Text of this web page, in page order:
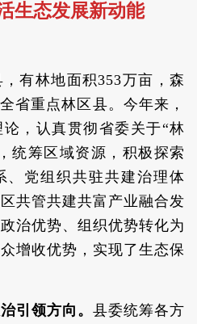
生态发展新动能
有林地面积353万亩，森
省重点林区县。今年来，
，认真贯彻省委关于“林
统筹区域资源，积极探索
、党组织共驻共建治理体
共管共建共富产业融合发
治优势、组织优势转化为
增收优势，实现了生态保
引领方向。 县委统筹各方